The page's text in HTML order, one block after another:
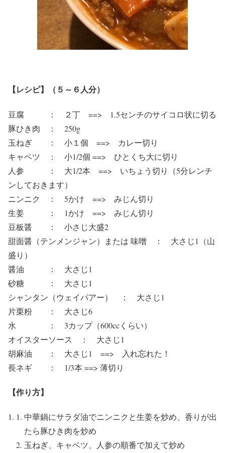
【レシピ】（５～６人分）
豆腐 ： ２丁 ==> 1.5センチのサイコロ状に切る
豚ひき肉 ： 250g
玉ねぎ ： 小１個 ==> カレー切り
キャベツ ： 小1/2個 ==> ひとくち大に切り
人参 ： 大1/2本 ==> いちょう切り（5分レンチ
ンしておきます）
ニンニク ： 5かけ ==> みじん切り
生姜 ： 1かけ ==> みじん切り
豆板醤 ： 小さじ大盛2
甜面醤（テンメンジャン）または 味噌 ： 大さじ1（山
盛り）
醤油 ： 大さじ1
砂糖 ： 大さじ1
シャンタン（ウェイパアー） ： 大さじ1
片栗粉 ： 大さじ6
水 ： 3カップ（600ccくらい）
オイスターソース ： 大さじ1
胡麻油 ： 大さじ1 ==> 入れ忘れた！
長ネギ ： 1/3本 ==> 薄切り
【作り方】
中華鍋にサラダ油でニンニクと生姜を炒め、香りが出
たら豚ひき肉を炒め
玉ねぎ、キャベツ、人参の順番で加えて炒め